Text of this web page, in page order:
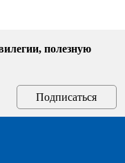
полезную